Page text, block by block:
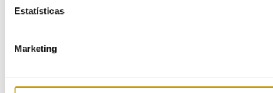
Estatísticas
Marketing